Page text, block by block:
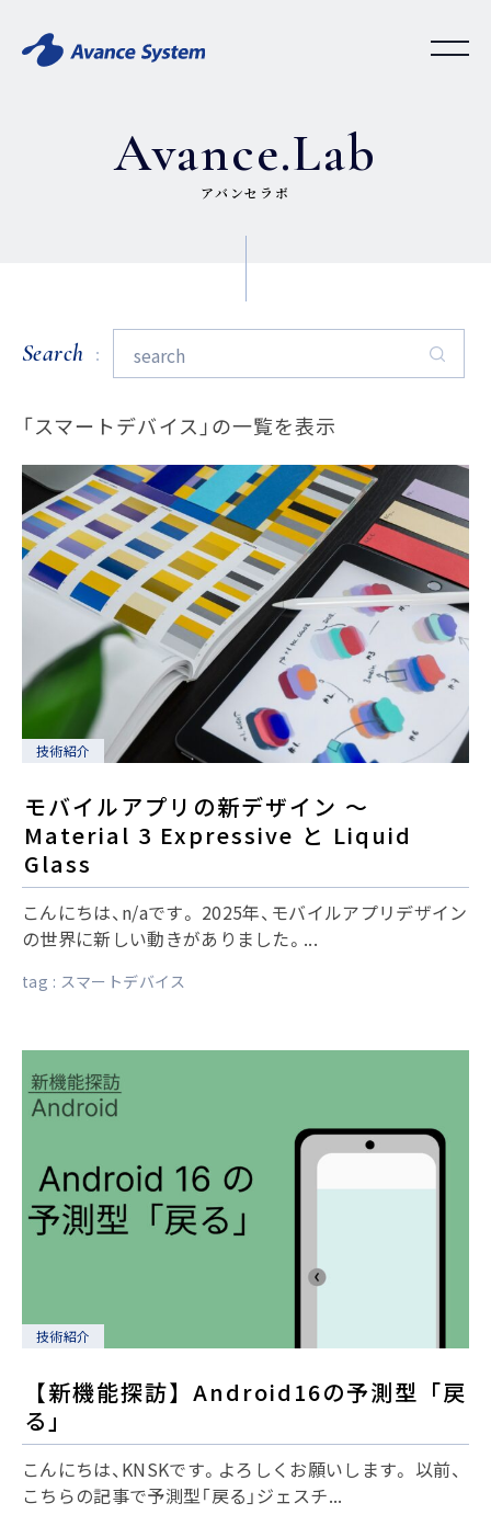
Avance.Lab
アバンセラボ
Search
「スマートデバイス」の一覧を表示
技術紹介
モバイルアプリの新デザイン 〜
Material 3 Expressive と Liquid
Glass
こんにちは、n/aです。 2025年、モバイルアプリデザイン
の世界に新しい動きがありました。...
tag : スマートデバイス
技術紹介
【新機能探訪】Android16の予測型「戻
る」
こんにちは、KNSKです。よろしくお願いします。 以前、
こちらの記事で予測型「戻る」ジェスチ...